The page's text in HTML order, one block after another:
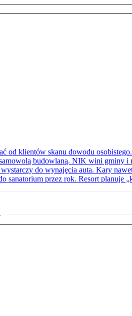
od klientów skanu dowodu
budowlaną. NIK wini gminy i
do wynajęcia auta. Kary
sanatorium przez rok. Resort planuje